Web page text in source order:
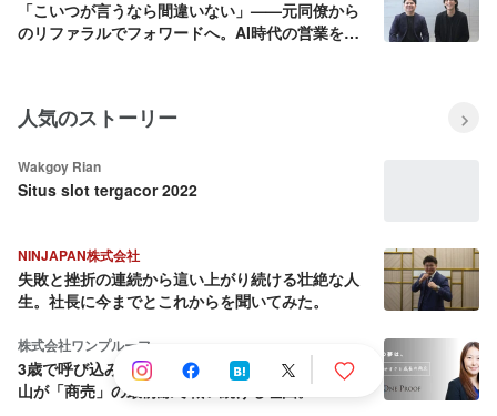
「こいつが言うなら間違いない」——元同僚から
のリファラルでフォワードへ。AI時代の営業を最
人気のストーリー
Wakgoy Rian
Situs slot tergacor 2022
NINJAPAN株式会社
失敗と挫折の連続から這い上がり続ける壮絶な人
生。社長に今までとこれからを聞いてみた。
株式会社ワンプルーフ
3歳で呼び込み、18歳でEC開設。女性経営者・平
山が「商売」の最前線で戦い続ける理由。